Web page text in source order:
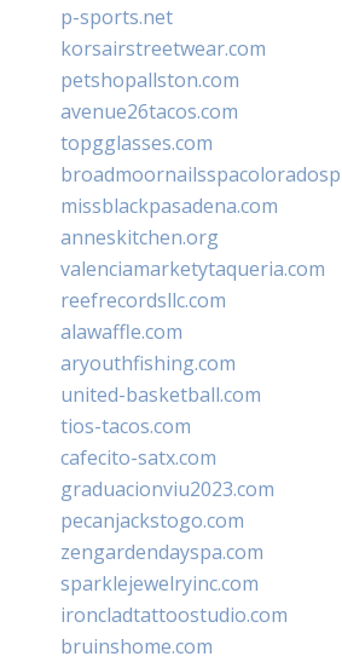
p-sports.net
korsairstreetwear.com
petshopallston.com
avenue26tacos.com
topgglasses.com
missblackpasadena.com
anneskitchen.org
valenciamarketytaqueria.com
reefrecordsllc.com
alawaffle.com
aryouthfishing.com
united-basketball.com
tios-tacos.com
cafecito-satx.com
graduacionviu2023.com
pecanjackstogo.com
zengardendayspa.com
sparklejewelryinc.com
ironcladtattoostudio.com
bruinshome.com